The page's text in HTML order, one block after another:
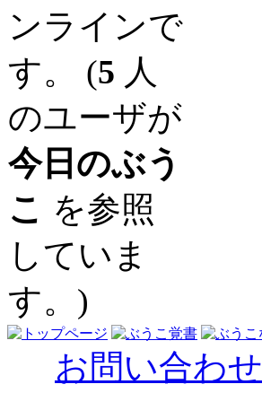
ンラインで
す。 (5 人
のユーザが
今日のぶう
こ を参照
していま
す。)
お問い合わせ